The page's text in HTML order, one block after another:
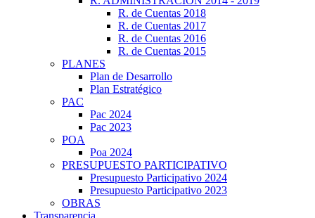
R. de Cuentas 2018
R. de Cuentas 2017
R. de Cuentas 2016
R. de Cuentas 2015
PLANES
Plan de Desarrollo
Plan Estratégico
PAC
Pac 2024
Pac 2023
POA
Poa 2024
PRESUPUESTO PARTICIPATIVO
Presupuesto Participativo 2024
Presupuesto Participativo 2023
OBRAS
Transparencia